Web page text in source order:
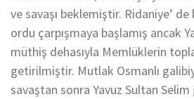
ve savaşı beklemiştir. Ridaniye’ de
ordu çarpışmaya başlamış ancak
müthiş dehasıyla Memlüklerin
getirilmiştir. Mutlak Osmanlı
savaştan sonra Yavuz Sultan